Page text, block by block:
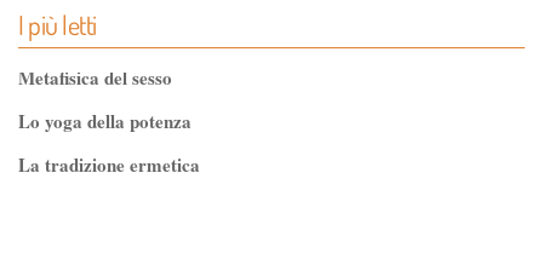
I più letti
Metafisica del sesso
Lo yoga della potenza
La tradizione ermetica